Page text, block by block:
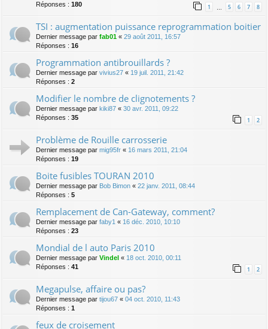
Réponses : 180 1 … 5 6 7 8
TSI : augmentation puissance reprogrammation boitier
Dernier message par fab01 « 29 août 2011, 16:57
Réponses : 16
Programmation antibrouillards ?
Dernier message par vivius27 « 19 juil. 2011, 21:42
Réponses : 2
Modifier le nombre de clignotements ?
Dernier message par kiki87 « 30 avr. 2011, 09:22
Réponses : 35 1 2
Problème de Rouille carrosserie
Dernier message par mig95fr « 16 mars 2011, 21:04
Réponses : 19
Boite fusibles TOURAN 2010
Dernier message par Bob Bimon « 22 janv. 2011, 08:44
Réponses : 5
Remplacement de Can-Gateway, comment?
Dernier message par faby1 « 16 déc. 2010, 10:10
Réponses : 23
Mondial de l auto Paris 2010
Dernier message par Vindel « 18 oct. 2010, 00:11
Réponses : 41 1 2
Megapulse, affaire ou pas?
Dernier message par tijou67 « 04 oct. 2010, 11:43
Réponses : 1
feux de croisement